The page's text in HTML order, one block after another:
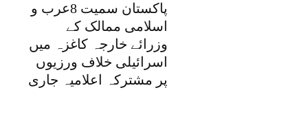
پاکستان سمیت 8عرب و
اسلامی ممالک کے
وزرائے خارجہ کاغزہ میں
اسرائیلی خلاف ورزیوں
پر مشترکہ اعلامیہ جاری